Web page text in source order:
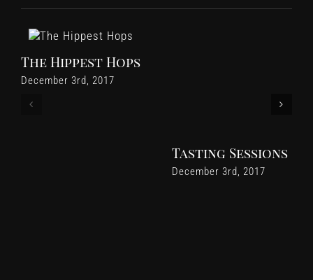
The Hippest Hops
December 3rd, 2017
Tasting Sessions
December 3rd, 2017